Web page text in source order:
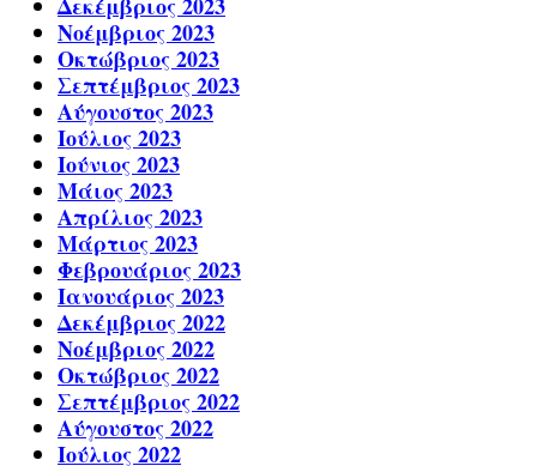
Νοέμβριος 2023
Οκτώβριος 2023
Σεπτέμβριος 2023
Αύγουστος 2023
Ιούλιος 2023
Ιούνιος 2023
Μάιος 2023
Απρίλιος 2023
Μάρτιος 2023
Φεβρουάριος 2023
Ιανουάριος 2023
Δεκέμβριος 2022
Νοέμβριος 2022
Οκτώβριος 2022
Σεπτέμβριος 2022
Αύγουστος 2022
Ιούλιος 2022